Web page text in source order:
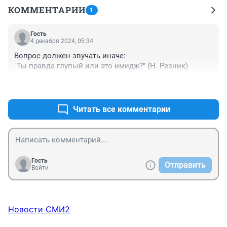
КОММЕНТАРИИ 1
Гость
4 декабря 2024, 05:34
Вопрос должен звучать иначе:
"Ты правда глупый или это имидж?" (Н. Резник)
Читать все комментарии
Гость
Войти
Отправить
Новости СМИ2